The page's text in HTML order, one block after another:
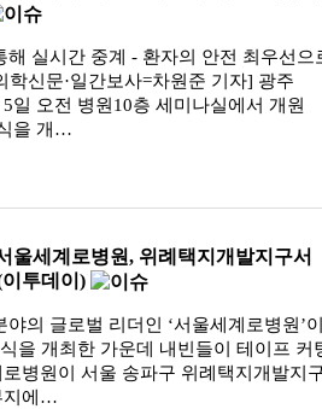
해 실시간 중계 - 환자의 안전 최우선으
학신문·일간보사=차원준 기자] 광주
일 오전 병원10층 세미나실에서 개원
을 개…
울세계로병원, 위례택지개발지구서
투데이)
야의 글로벌 리더인 ‘서울세계로병원’
을 개최한 가운데 내빈들이 테이프 커
병원이 서울 송파구 위례택지개발지
지에…